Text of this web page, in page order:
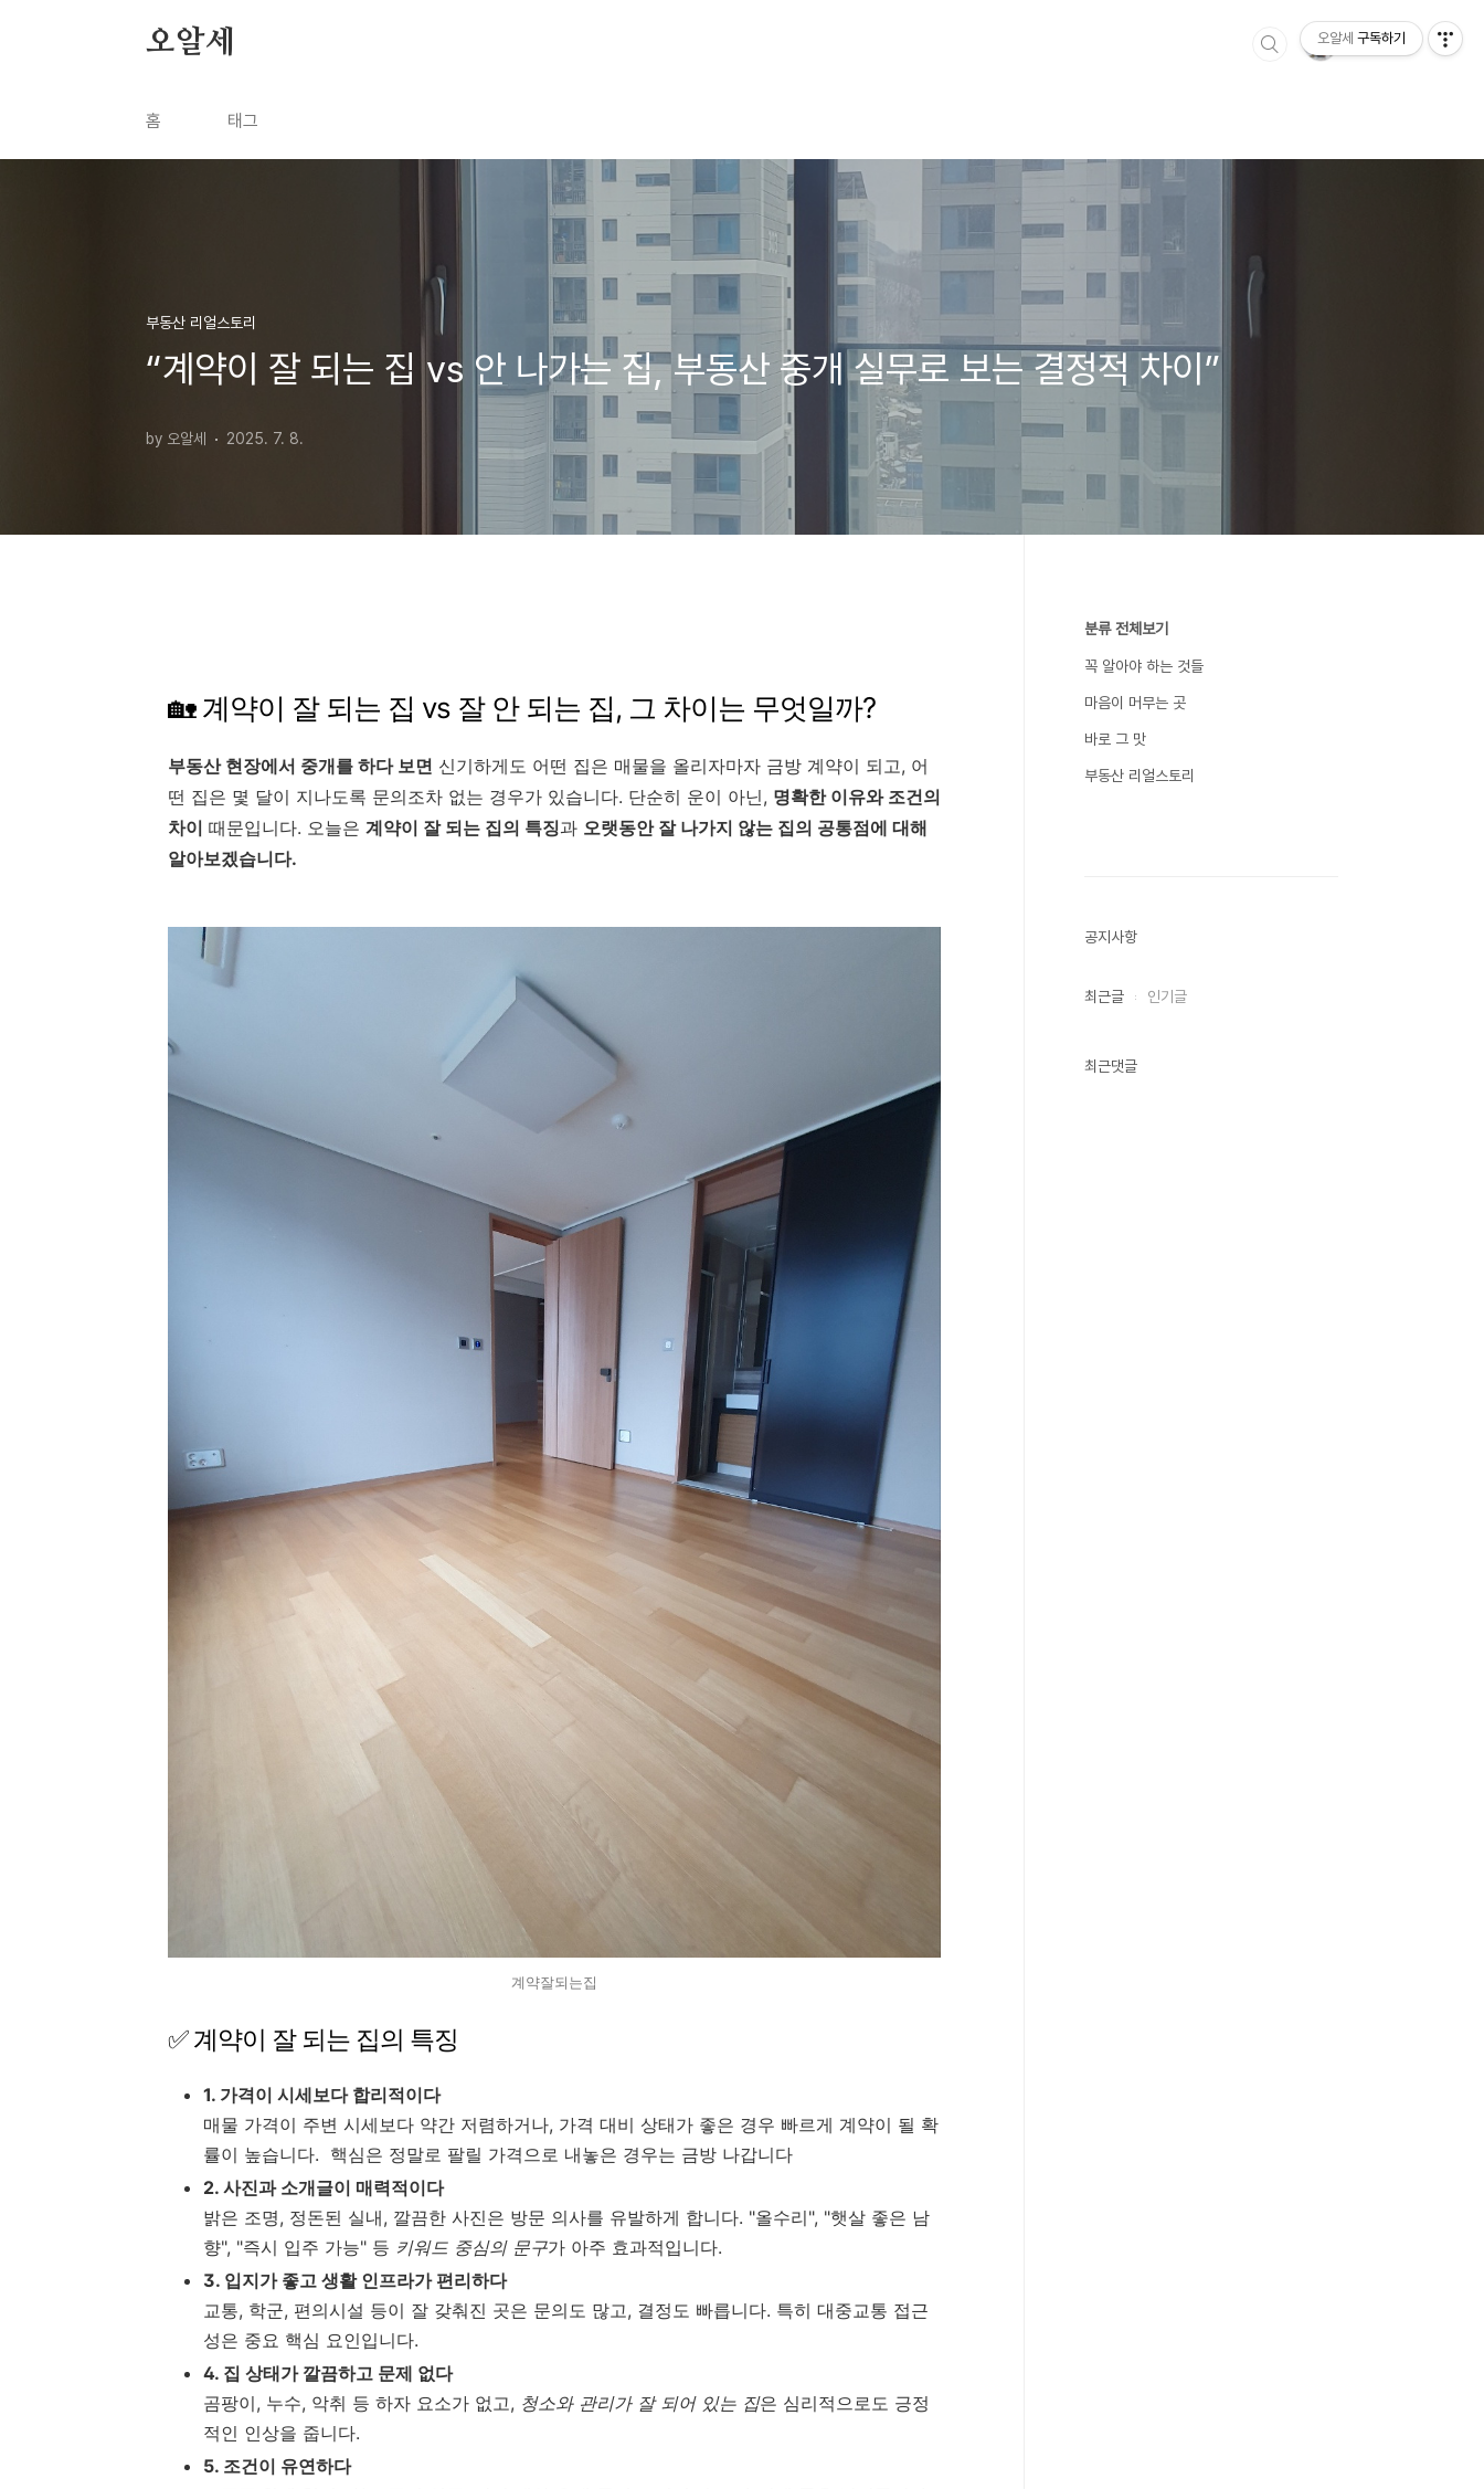
오알세
홈 태그
부동산 리얼스토리
“계약이 잘 되는 집 vs 안 나가는 집, 부동산 중개 실무로 보는 결정적 차이”
by 오알세 2025. 7. 8.
🏡 계약이 잘 되는 집 vs 잘 안 되는 집, 그 차이는 무엇일까?
부동산 현장에서 중개를 하다 보면 신기하게도 어떤 집은 매물을 올리자마자 금방 계약이 되고, 어
떤 집은 몇 달이 지나도록 문의조차 없는 경우가 있습니다. 단순히 운이 아닌, 명확한 이유와 조건의
차이 때문입니다. 오늘은 계약이 잘 되는 집의 특징과 오랫동안 잘 나가지 않는 집의 공통점에 대해
알아보겠습니다.
계약잘되는집
✅ 계약이 잘 되는 집의 특징
1. 가격이 시세보다 합리적이다
매물 가격이 주변 시세보다 약간 저렴하거나, 가격 대비 상태가 좋은 경우 빠르게 계약이 될 확
률이 높습니다. 핵심은 정말로 팔릴 가격으로 내놓은 경우는 금방 나갑니다
2. 사진과 소개글이 매력적이다
밝은 조명, 정돈된 실내, 깔끔한 사진은 방문 의사를 유발하게 합니다. "올수리", "햇살 좋은 남
향", "즉시 입주 가능" 등 키워드 중심의 문구가 아주 효과적입니다.
3. 입지가 좋고 생활 인프라가 편리하다
교통, 학군, 편의시설 등이 잘 갖춰진 곳은 문의도 많고, 결정도 빠릅니다. 특히 대중교통 접근
성은 중요 핵심 요인입니다.
4. 집 상태가 깔끔하고 문제 없다
곰팡이, 누수, 악취 등 하자 요소가 없고, 청소와 관리가 잘 되어 있는 집은 심리적으로도 긍정
적인 인상을 줍니다.
5. 조건이 유연하다
분류 전체보기
꼭 알아야 하는 것들
마음이 머무는 곳
바로 그 맛
부동산 리얼스토리
공지사항
최근글 인기글
최근댓글
오알세 구독하기